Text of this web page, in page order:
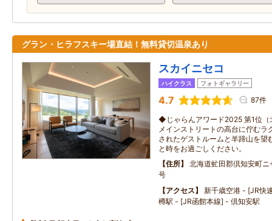
グラン・ヒラフスキー場直結！無料貸切温泉あり
スカイニセコ
ハイクラス フォトギャラリー
4.7 87件
◆じゃらんアワード2025 第1位
メインストリートの高台に佇むラ
されたゲストルームと羊蹄山を望
と時をお過ごしください。
住所
北海道虻田郡倶知安町
号
アクセス
新千歳空港 - [JR快
樽駅 - [JR函館本線] - 倶知安駅